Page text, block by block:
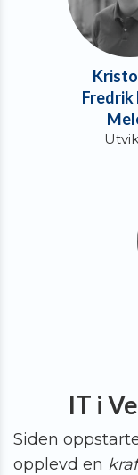
Fredrik
IT i
Siden
opplevd en